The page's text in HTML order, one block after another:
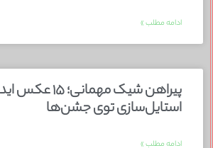
ادامه مطلب »
پیراهن شیک مهمانی؛
استایل‌سازی توی جشن‌ها
ادامه مطلب »